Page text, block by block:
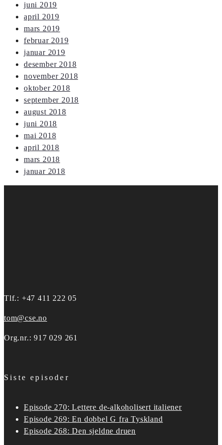
juni 2019
april 2019
mars 2019
februar 2019
januar 2019
desember 2018
november 2018
oktober 2018
september 2018
august 2018
juni 2018
mai 2018
april 2018
mars 2018
januar 2018
Tlf.: +47 411 222 05
tom@cse.no
Org.nr.: 917 029 261
Siste episoder
Episode 270: Lettere de-alkoholisert italiener
Episode 269: En dobbel G fra Tyskland
Episode 268: Den sjeldne druen